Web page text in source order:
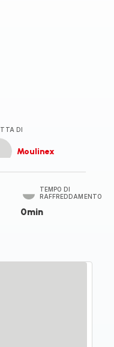
DI
Moulinex
TEMPO DI
RAFFREDDAMENTO
0min